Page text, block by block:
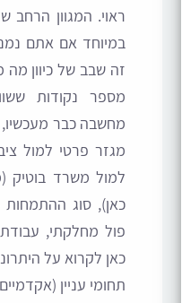
ראוי. המגוון הרחב
במיוחד אם אתם
זה שבב של כיוון מה
מספר נקודות
מחשבה כבר מעכשיו,
מגזר פרטי למול
למול משרד בוטיק
כאן), סוג
פול מחלקתי,
כאן לקרוא על
תחומי עניין